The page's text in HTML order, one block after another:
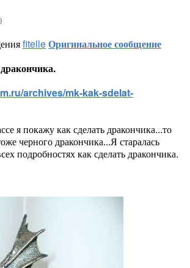
fitelleОригинальное сообщение
archives/mk-kak-sdelat-
я покажу как сделать дракончика...то
черного дракончика...Я старалась
подробностях как сделать дракончика.